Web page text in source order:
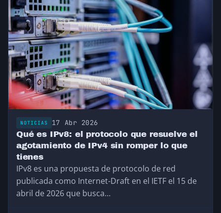
NOTICIAS 17 Abr 2026
Qué es IPv8: el protocolo que resuelve el
agotamiento de IPv4 sin romper lo que
tienes
IPv8 es una propuesta de protocolo de red
publicada como Internet-Draft en el IETF el 15 de
abril de 2026 que busca…